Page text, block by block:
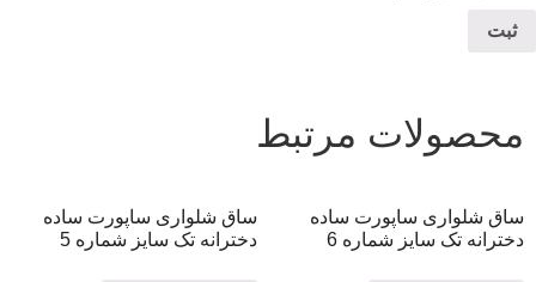
محصولات مرتبط
ساق شلواری ساپورت ساده
دخترانه تک سایز شماره 6
ساق شلواری ساپورت ساده
دخترانه تک سایز شماره 5